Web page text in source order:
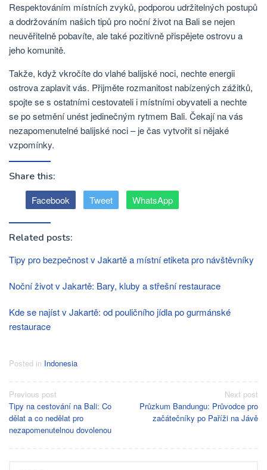
Respektováním místních zvyků, podporou udržitelných postupů
a dodržováním našich tipů pro noční život na Bali se nejen
neuvěřitelně pobavíte, ale také pozitivně přispějete ostrovu a
jeho komunitě.
Takže, když vkročíte do vlahé balijské noci, nechte energii
ostrova zaplavit vás. Přijměte rozmanitost nabízených zážitků,
spojte se s ostatními cestovateli i místními obyvateli a nechte
se po setmění unést jedinečným rytmem Bali. Čekají na vás
nezapomenutelné balijské noci – je čas vytvořit si nějaké
vzpomínky.
Share this:
Facebook Tweet WhatsApp
Related posts:
Tipy pro bezpečnost v Jakartě a místní etiketa pro návštěvníky
Noční život v Jakartě: Bary, kluby a střešní restaurace
Kde se najíst v Jakartě: od pouličního jídla po gurmánské
restaurace
Posted in Indonesia
Post
navigation
Previous post
Tipy na cestování na Bali: Co
dělat a co nedělat pro
nezapomenutelnou dovolenou
Next post
Průzkum Bandungu: Průvodce pro
začátečníky po Paříži na Jávě